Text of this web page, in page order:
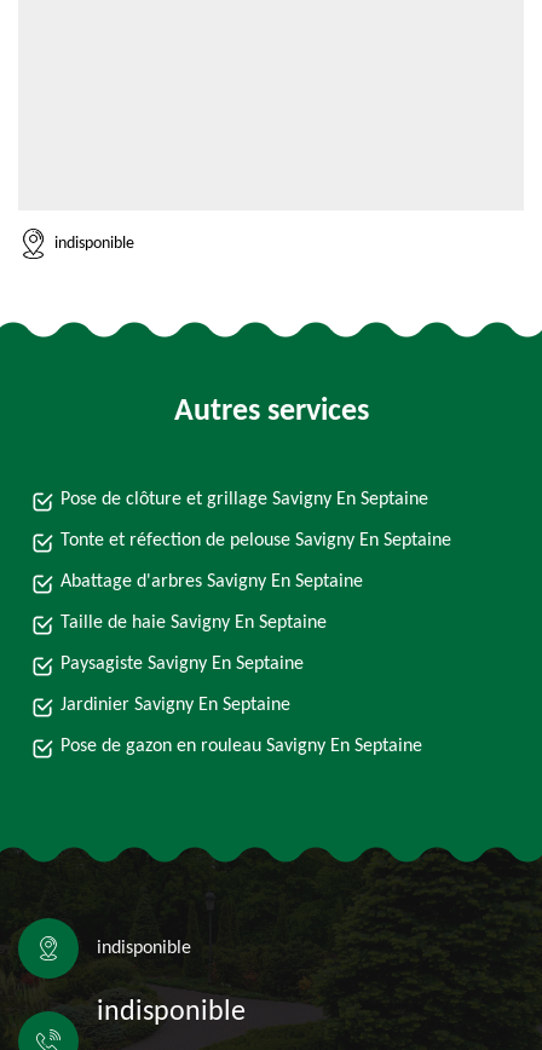
indisponible
Autres services
Pose de clôture et grillage Savigny En Septaine
Tonte et réfection de pelouse Savigny En Septaine
Abattage d'arbres Savigny En Septaine
Taille de haie Savigny En Septaine
Paysagiste Savigny En Septaine
Jardinier Savigny En Septaine
Pose de gazon en rouleau Savigny En Septaine
indisponible
indisponible